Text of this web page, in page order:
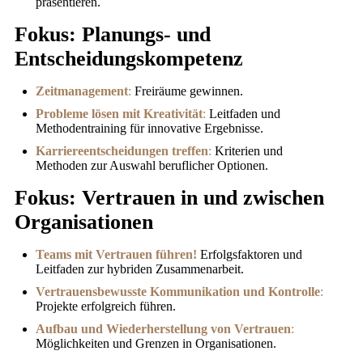
Fokus: Planungs- und
Entscheidungskompetenz
Zeitmanagement: Freiräume gewinnen.
Probleme lösen mit Kreativität: Leitfaden und
Methodentraining für innovative Ergebnisse.
Karriereentscheidungen treffen: Kriterien und
Methoden zur Auswahl beruflicher Optionen.
Fokus: Vertrauen in und zwischen
Organisationen
Teams mit Vertrauen führen! Erfolgsfaktoren und
Leitfaden zur hybriden Zusammenarbeit.
Vertrauensbewusste Kommunikation und Kontrolle:
Projekte erfolgreich führen.
Aufbau und Wiederherstellung von Vertrauen:
Möglichkeiten und Grenzen in Organisationen.